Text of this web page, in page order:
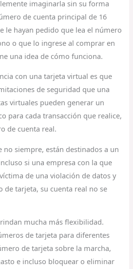
imaginarla sin su forma
de cuenta principal de 16
le hayan pedido que lea el número
o que lo ingrese al comprar en
una idea de cómo funciona.
con una tarjeta virtual es que
de seguridad que una
virtuales pueden generar un
para cada transacción que realice,
de cuenta real.
no siempre, están destinados a un
si una empresa con la que
de una violación de datos y
de tarjeta, su cuenta real no se
mucha más flexibilidad.
de tarjeta para diferentes
de tarjeta sobre la marcha,
e incluso bloquear o eliminar